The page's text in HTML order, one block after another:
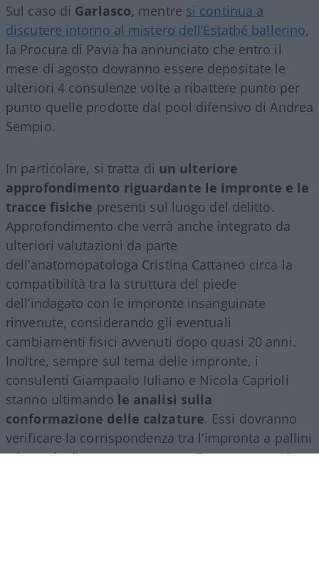
Sul caso di Garlasco, mentre si continua a
discutere intorno al mistero dell’Estathé ballerino,
la Procura di Pavia ha annunciato che entro il
mese di agosto dovranno essere depositate le
ulteriori 4 consulenze volte a ribattere punto per
punto quelle prodotte dal pool difensivo di Andrea
Sempio.
In particolare, si tratta di un ulteriore
approfondimento riguardante le impronte e le
tracce fisiche presenti sul luogo del delitto.
Approfondimento che verrà anche integrato da
ulteriori valutazioni da parte
dell’anatomopatologa Cristina Cattaneo circa la
compatibilità tra la struttura del piede
dell’indagato con le impronte insanguinate
rinvenute, considerando gli eventuali
cambiamenti fisici avvenuti dopo quasi 20 anni.
Inoltre, sempre sul tema delle impronte, i
consulenti Giampaolo Iuliano e Nicola Caprioli
stanno ultimando le analisi sulla
conformazione delle calzature. Essi dovranno
verificare la corrispondenza tra l’impronta a pallini
e la suola di una scarpa marca Frau numero 42.